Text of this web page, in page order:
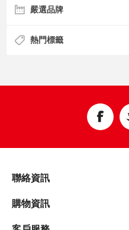
嚴選品牌
熱門標籤
聯絡資訊
購物資訊